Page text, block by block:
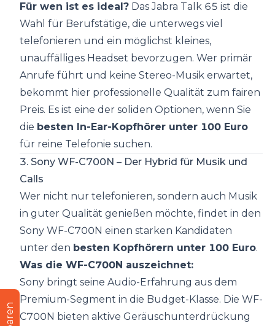
Für wen ist es ideal? Das Jabra Talk 65 ist die
Wahl für Berufstätige, die unterwegs viel
telefonieren und ein möglichst kleines,
unauffälliges Headset bevorzugen. Wer primär
Anrufe führt und keine Stereo-Musik erwartet,
bekommt hier professionelle Qualität zum fairen
Preis. Es ist eine der soliden Optionen, wenn Sie
die besten In-Ear-Kopfhörer unter 100 Euro
für reine Telefonie suchen.
3. Sony WF-C700N – Der Hybrid für Musik und
Calls
Wer nicht nur telefonieren, sondern auch Musik
in guter Qualität genießen möchte, findet in den
Sony WF-C700N einen starken Kandidaten
unter den besten Kopfhörern unter 100 Euro.
Was die WF-C700N auszeichnet:
Sony bringt seine Audio-Erfahrung aus dem
Premium-Segment in die Budget-Klasse. Die WF-
C700N bieten aktive Geräuschunterdrückung